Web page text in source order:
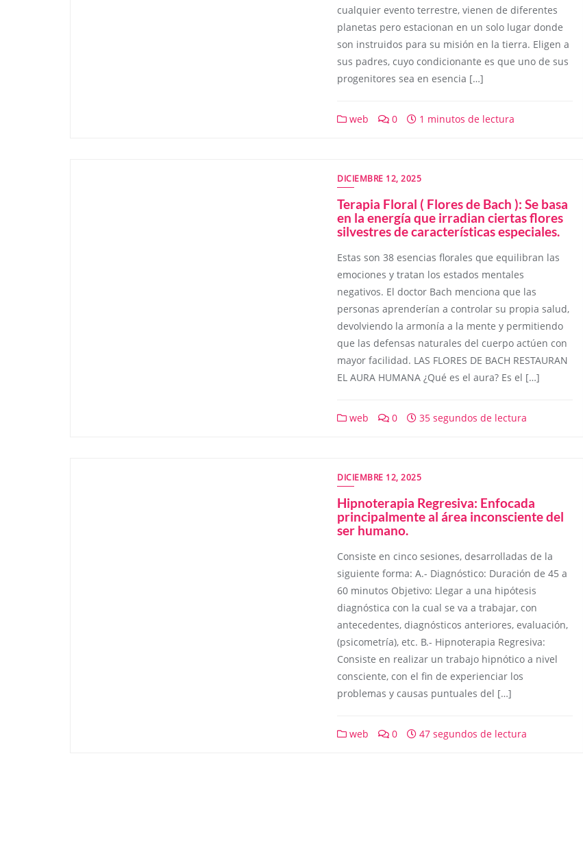
cualquier evento terrestre, vienen de diferentes
planetas pero estacionan en un solo lugar donde
son instruidos para su misión en la tierra. Eligen a
sus padres, cuyo condicionante es que uno de sus
progenitores sea en esencia […]
web 0 1 minutos de lectura
DICIEMBRE 12, 2025
Terapia Floral ( Flores de Bach ): Se basa
en la energía que irradian ciertas flores
silvestres de características especiales.
Estas son 38 esencias florales que equilibran las
emociones y tratan los estados mentales
negativos. El doctor Bach menciona que las
personas aprenderían a controlar su propia salud,
devolviendo la armonía a la mente y permitiendo
que las defensas naturales del cuerpo actúen con
mayor facilidad. LAS FLORES DE BACH RESTAURAN
EL AURA HUMANA ¿Qué es el aura? Es el […]
web 0 35 segundos de lectura
DICIEMBRE 12, 2025
Hipnoterapia Regresiva: Enfocada
principalmente al área inconsciente del
ser humano.
Consiste en cinco sesiones, desarrolladas de la
siguiente forma: A.- Diagnóstico: Duración de 45 a
60 minutos Objetivo: Llegar a una hipótesis
diagnóstica con la cual se va a trabajar, con
antecedentes, diagnósticos anteriores, evaluación,
(psicometría), etc. B.- Hipnoterapia Regresiva:
Consiste en realizar un trabajo hipnótico a nivel
consciente, con el fin de experienciar los
problemas y causas puntuales del […]
web 0 47 segundos de lectura